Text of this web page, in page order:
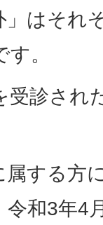
」はそれ
。
受診され
する方
令和3年4